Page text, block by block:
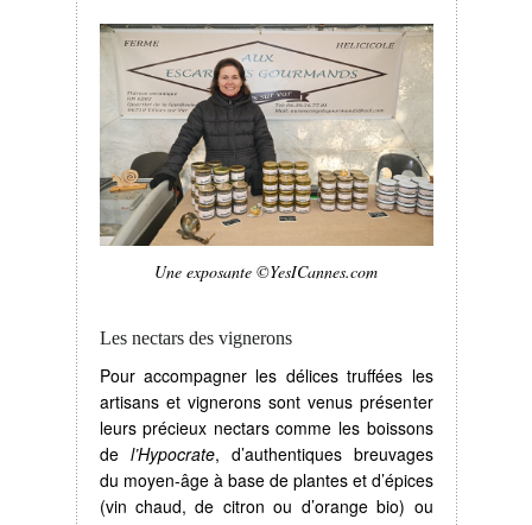
Une exposante ©YesICannes.com
Les nectars des vignerons
Pour accompagner les délices truffées les
artisans et vignerons sont venus présenter
leurs précieux nectars comme les boissons
del’Hypocrate, d’authentiques breuvages
du moyen-âge à base de plantes et d’épices
(vin chaud, de citron ou d’orange bio) ou